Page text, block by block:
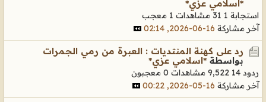
*اسلامي عزي*
استجابة 1 31 مشاهدات
1 معجب
آخر مشاركة 16-06-2026, 02:14
رد على كهنة المنتديات : العبرة من رمي الجمرات
بواسطة *اسلامي عزي*
ردود 14 9,522 مشاهدات
0 معجبون
آخر مشاركة 16-05-2026, 00:22